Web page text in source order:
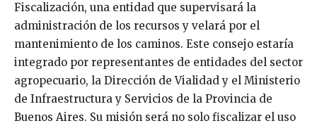
Fiscalización, una entidad que supervisará la
administración de los recursos y velará por el
mantenimiento de los caminos. Este consejo estaría
integrado por representantes de entidades del sector
agropecuario, la Dirección de Vialidad y el Ministerio
de Infraestructura y Servicios de la Provincia de
Buenos Aires. Su misión será no solo fiscalizar el uso